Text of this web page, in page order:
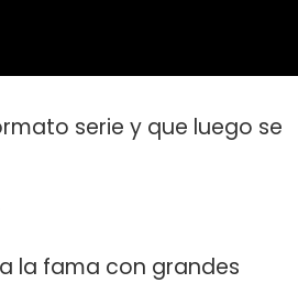
serie y que luego se
la fama con grandes